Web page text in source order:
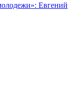
Евгений